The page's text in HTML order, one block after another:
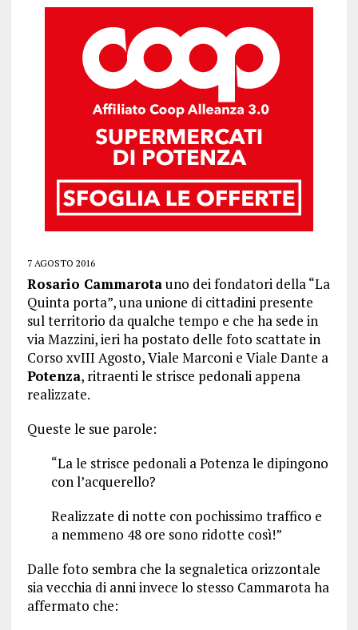
7 AGOSTO 2016
Rosario Cammarotauno dei fondatori della “La
Quinta porta”, una unione di cittadini presente
sul territorio da qualche tempo e che ha sede in
via Mazzini, ieri ha postato delle foto scattate in
Corso xvIII Agosto, Viale Marconi e Viale Dante a
Potenza, ritraenti le strisce pedonali appena
realizzate.
Queste le sue parole:
“La le strisce pedonali a Potenza le dipingono
con l’acquerello?
Realizzate di notte con pochissimo traffico e
a nemmeno 48 ore sono ridotte così!”
Dalle foto sembra che la segnaletica orizzontale
sia vecchia di anni invece lo stesso Cammarota ha
affermato che: